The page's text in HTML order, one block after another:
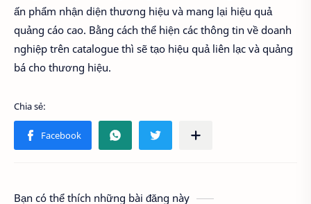
ấn phẩm nhận diện thương hiệu và mang lại hiệu quả
quảng cáo cao. Bằng cách thể hiện các thông tin về doanh
nghiệp trên catalogue thì sẽ tạo hiệu quả liên lạc và quảng
bá cho thương hiệu.
Bạn có thể thích những bài đăng này